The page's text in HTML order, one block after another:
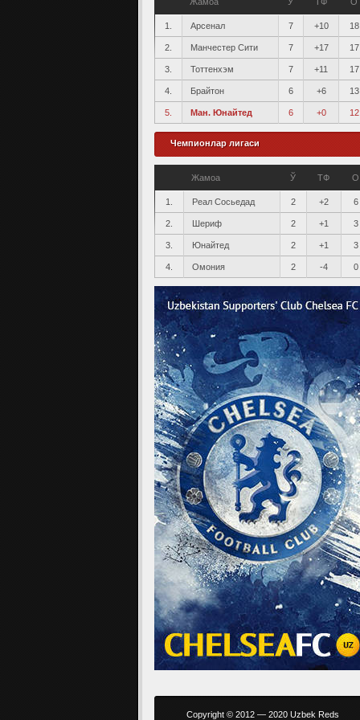
1. Арсенал 7 +10 18
2. Манчестер Сити 7 +17 17
3. Тоттенхэм 7 +11 17
4. Брайтон 6 +6 13
5. Ман. Юнайтед 6 +0 12
Чемпионлар лигаси
Жамоа Ў ТФ О
1. Реал Сосьедад 2 +2 6
2. Шериф 2 +1 3
3. Юнайтед 2 +1 3
4. Омония 2 -4 0
Copyright © 2012 — 2020 Uzbek Reds